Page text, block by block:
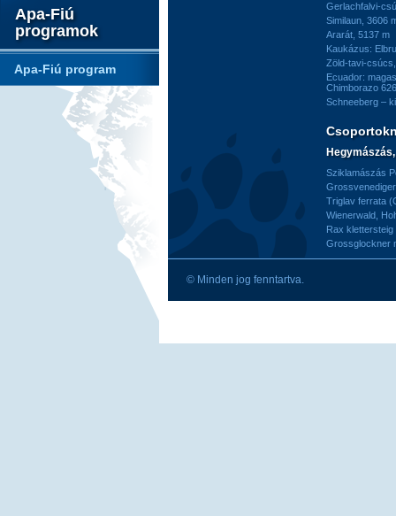
Apa-Fiú
programok
Apa-Fiú program
Gerlachfalvi-
Similaun, 3606
Ararát, 5137 m
Kaukázus:
Zöld-tavi-
Ecuador:
Chimborazo
Schneeberg –
Sziklamászás
Triglav ferrata
Wienerwald,
Rax
Grossglockner
© Minden jog fenntartva.